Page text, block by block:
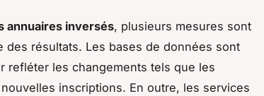
annuaires inversés, plusieurs mesures sont
des résultats. Les bases de données sont
refléter les changements tels que les
inscriptions. En outre, les services